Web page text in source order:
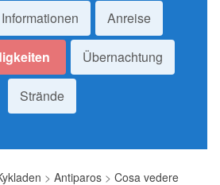
Anreise
Übernachtung
Strände
> Antiparos > Cosa vedere